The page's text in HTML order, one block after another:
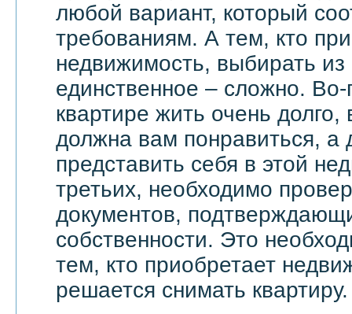
любой вариант, который
требованиям. А тем, кто
недвижимость, выбирать из
единственное – сложно.
квартире жить очень долго,
должна вам понравиться, а
представить себя в этой
третьих, необходимо
документов,
собственности. Это
тем, кто приобретает
решается снимать квартиру.